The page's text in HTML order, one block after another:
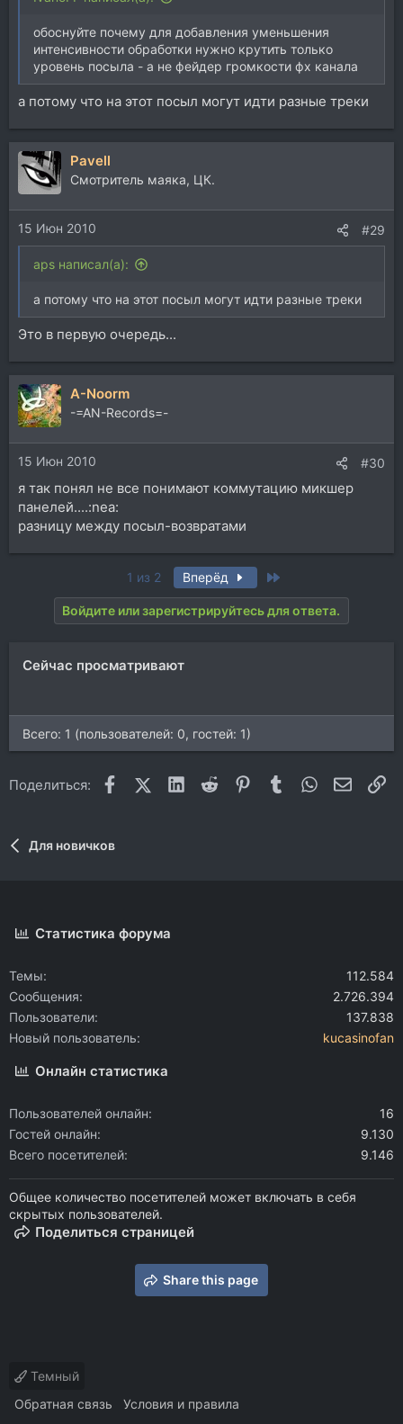
обоснуйте почему для добавления уменьшения
интенсивности обработки нужно крутить только
уровень посыла - а не фейдер громкости фх канала
а потому что на этот посыл могут идти разные треки
Pavell
Смотритель маяка, ЦК.
15 Июн 2010 #29
aps написал(а):
а потому что на этот посыл могут идти разные треки
Это в первую очередь...
A-Noorm
-=AN-Records=-
15 Июн 2010 #30
я так понял не все понимают коммутацию микшер
панелей....:nea:
разницу между посыл-возвратами
1 из 2 Вперёд
Войдите или зарегистрируйтесь для ответа.
Сейчас просматривают
Всего: 1 (пользователей: 0, гостей: 1)
Поделиться: FacebookX (Twitter)
LinkedIn
Reddit Pinterest
Tumblr WhatsApp
Для новичков
Статистика форума
Темы
112.584
Сообщения
2.726.394
Пользователи
137.838
Новый пользователь
kucasinofan
Онлайн статистика
Пользователей онлайн
16
Гостей онлайн
9.130
Всего посетителей
9.146
Общее количество посетителей может включать в себя
скрытых пользователей.
Поделиться страницей
Share this page
Темный
Обратная связь
Условия и правила